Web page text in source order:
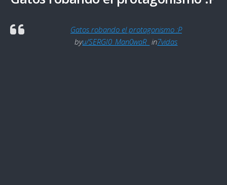
Gatos robando el protagonismo :P
byu/SERGI0_Man0waR_ in7vidas